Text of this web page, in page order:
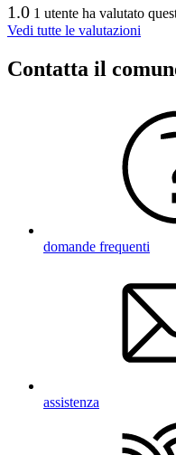
1.0 1 utente ha valutato
Vedi tutte le valutazioni
Contatta il
domande frequenti
assistenza